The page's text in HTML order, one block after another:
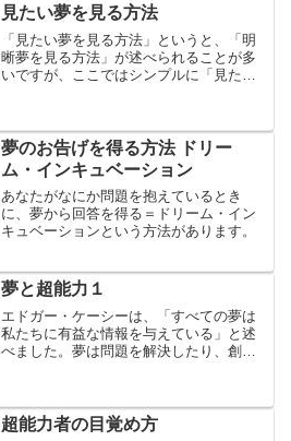
見たい夢を見る方法
「見たい夢を見る方法」というと、「明
晰夢を見る方法」が述べられることが多
いですが、ここではシンプルに「見たい
逆に現実の生活に影響を与え...
夢のお告げを得る方法 ドリー
ム・インキュベーション
あなたがなにか問題を抱えているとき
に、夢から回答を得る＝ドリーム・イン
キュベーションという方法があります。
夢と超能力１
エドガー・ケーシーは、「すべての夢は
私たちに有益な情報を与えている」と述
べました。夢は問題を解決したり、創造
ます。
超能力者の目覚め方